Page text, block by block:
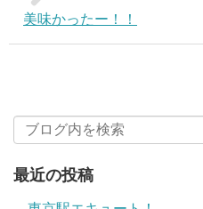
美味かったー！！
最近の投稿